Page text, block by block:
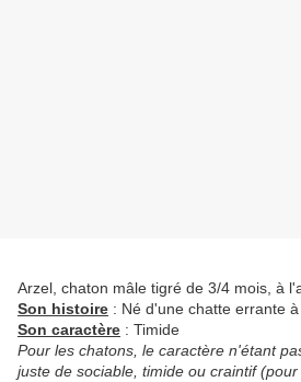
Arzel, chaton mâle tigré de 3/4 mois, à
Son histoire : Né d'une chatte errante
Son caractère : Timide
Pour les chatons, le caractère n'étant
juste de sociable, timide ou craintif